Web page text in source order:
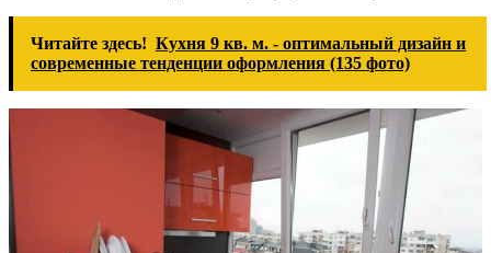
Читайте здесь! Кухня 9 кв. м. - оптимальный дизайн и
современные тенденции оформления (135 фото)